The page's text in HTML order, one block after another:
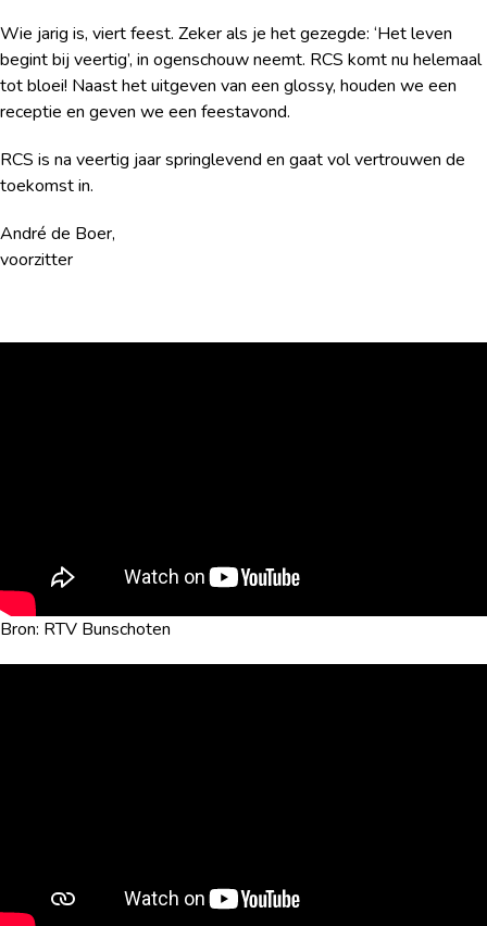
Wie jarig is, viert feest. Zeker als je het gezegde: ‘Het leven
begint bij veertig’, in ogenschouw neemt. RCS komt nu helemaal
tot bloei! Naast het uitgeven van een glossy, houden we een
receptie en geven we een feestavond.
RCS is na veertig jaar springlevend en gaat vol vertrouwen de
toekomst in.
André de Boer,
voorzitter
Bron: RTV Bunschoten